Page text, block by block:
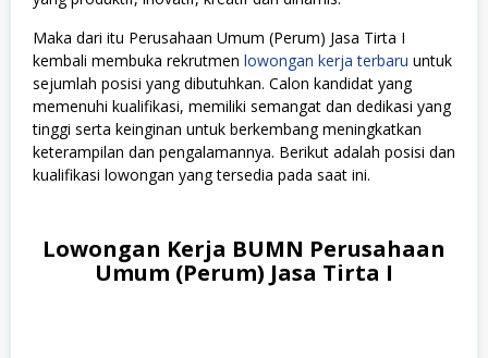
Maka dari itu Perusahaan Umum (Perum) Jasa Tirta I
kembali membuka rekrutmen lowongan kerja terbaru untuk
sejumlah posisi yang dibutuhkan. Calon kandidat yang
memenuhi kualifikasi, memiliki semangat dan dedikasi yang
tinggi serta keinginan untuk berkembang meningkatkan
keterampilan dan pengalamannya. Berikut adalah posisi dan
kualifikasi lowongan yang tersedia pada saat ini.
Lowongan Kerja BUMN Perusahaan
Umum (Perum) Jasa Tirta I